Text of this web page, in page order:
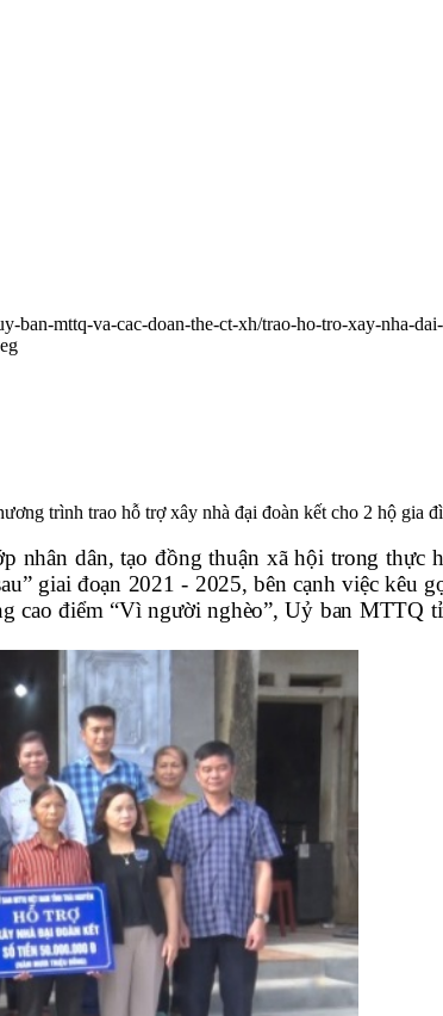
ban-mttq-va-cac-doan-the-ct-xh/trao-ho-tro-xay-nha-
trình trao hỗ trợ xây nhà đại đoàn kết cho 2 hộ gia
nhân dân, tạo đồng thuận xã hội trong thực
giai đoạn 2021 - 2025, bên cạnh việc kêu
cao điểm “Vì người nghèo”, Uỷ ban MTTQ